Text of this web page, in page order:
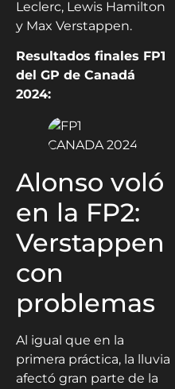
Leclerc, Lewis Hamilton
y Max Verstappen.
Resultados finales FP1
del GP de Canadá
2024:
Alonso voló
en la FP2:
Verstappen
con
problemas
Al igual que en la
primera práctica, la lluvia
afectó gran parte de la